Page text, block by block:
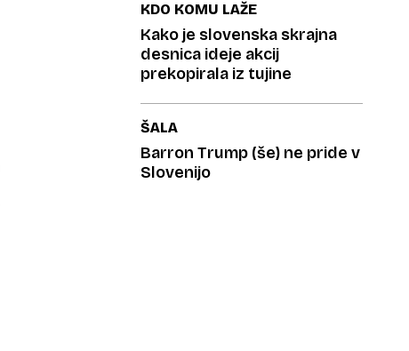
KDO KOMU LAŽE
Kako je slovenska skrajna
desnica ideje akcij
prekopirala iz tujine
ŠALA
Barron Trump (še) ne pride v
Slovenijo